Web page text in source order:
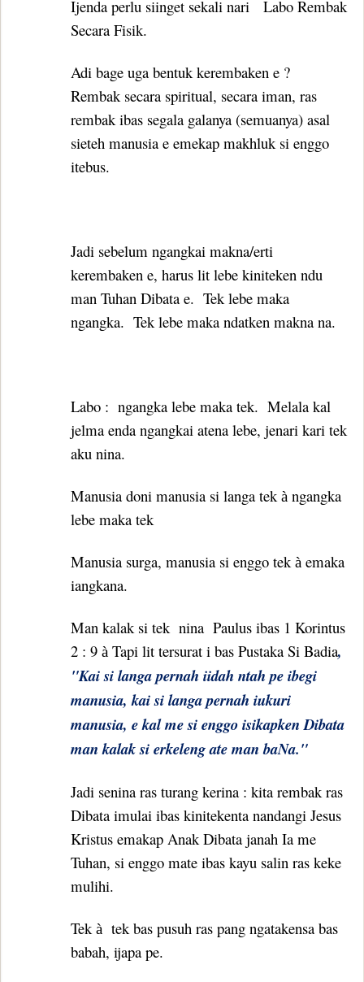
Ijenda perlu siinget sekali nari
Labo Rembak
Secara Fisik.
Adi bage uga bentuk kerembaken e ?
Rembak secara spiritual, secara iman, ras
rembak ibas segala galanya (semuanya) asal
sieteh manusia e emekap makhluk si enggo
itebus.
Jadi sebelum ngangkai makna/erti
kerembaken e, harus lit lebe kiniteken ndu
man Tuhan Dibata e. Tek lebe maka
ngangka. Tek lebe maka ndatken makna na.
Labo : ngangka lebe maka tek. Melala kal
jelma enda ngangkai atena lebe, jenari kari tek
aku nina.
Manusia doni manusia si langa tek à ngangka
lebe maka tek
Manusia surga, manusia si enggo tek à emaka
iangkana.
Man kalak si tek nina Paulus ibas 1 Korintus
2 : 9 à Tapi lit tersurat i bas Pustaka Si Badia,
"Kai si langa pernah iidah ntah pe ibegi
manusia, kai si langa pernah iukuri
manusia, e kal me si enggo isikapken Dibata
man kalak si erkeleng ate man baNa."
Jadi senina ras turang kerina : kita rembak ras
Dibata imulai ibas kinitekenta nandangi Jesus
Kristus emakap Anak Dibata janah Ia me
Tuhan, si enggo mate ibas kayu salin ras keke
mulihi.
Tek à tek bas pusuh ras pang ngatakensa bas
babah, ijapa pe.